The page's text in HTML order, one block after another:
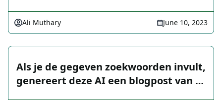
Ali Muthary June 10, 2023
Als je de gegeven zoekwoorden invult,
genereert deze AI een blogpost van …